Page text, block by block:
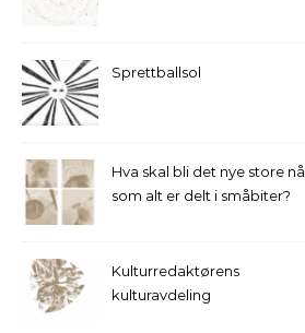
Sprettballsol
Hva skal bli det nye store nå
som alt er delt i småbiter?
Kulturredaktørens
kulturavdeling